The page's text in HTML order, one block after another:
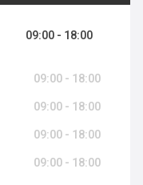
09:00 - 18:00
09:00 - 18:00
09:00 - 18:00
09:00 - 18:00
09:00 - 18:00